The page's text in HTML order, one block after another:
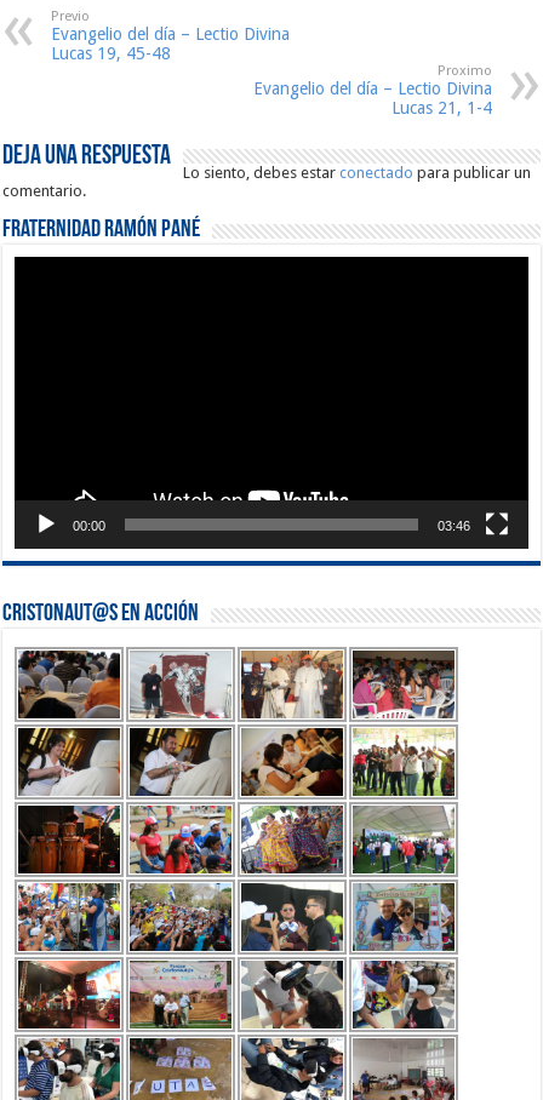
Previo
Evangelio del día – Lectio Divina
Lucas 19, 45-48
Proximo
Evangelio del día – Lectio Divina
Lucas 21, 1-4
Deja una respuesta
Lo siento, debes estarconectado para publicar un
comentario.
Fraternidad Ramón Pané
00:00 03:46
Cristonaut@s en Acción